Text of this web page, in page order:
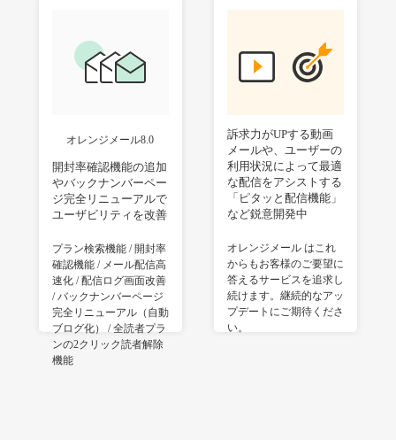
オレンジメール8.0
開封率確認機能の追加
やバックナンバーペー
ジ完全リニューアルで
ユーザビリティを改善
プラン検索機能 / 開封率
確認機能 / メール配信高
速化 / 配信ログ画面改善
/ バックナンバーページ
完全リニューアル（自動
ブログ化） / 全読者プラ
ンの2クリック読者解除
機能
訴求力がUPする動画
メールや、ユーザーの
利用状況によって最適
な配信をアシストする
「ピタッと配信機能」
など鋭意開発中
オレンジメール はこれ
からもお客様のご要望に
答えるサービスを追求し
続けます。継続的なアッ
プデートにご期待くださ
い。